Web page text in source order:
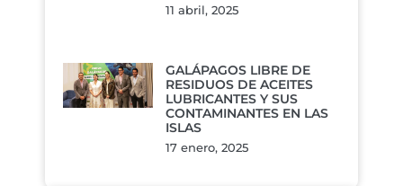
11 abril, 2025
GALÁPAGOS LIBRE DE
RESIDUOS DE ACEITES
LUBRICANTES Y SUS
CONTAMINANTES EN LAS
ISLAS
17 enero, 2025